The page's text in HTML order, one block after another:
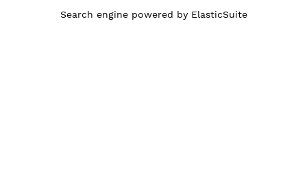
Search engine powered by ElasticSuite